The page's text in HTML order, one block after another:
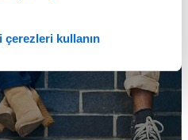
çerezleri kullanın